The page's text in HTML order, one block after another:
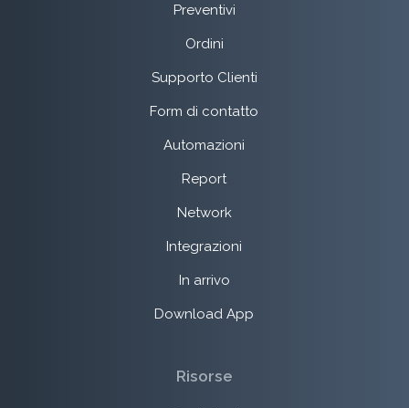
Preventivi
Ordini
Supporto Clienti
Form di contatto
Automazioni
Report
Network
Integrazioni
In arrivo
Download App
Risorse